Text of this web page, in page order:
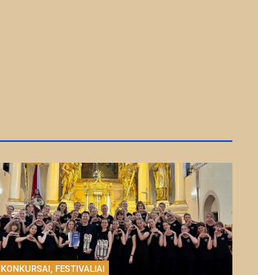
KONKURSAI, FESTIVALIAI